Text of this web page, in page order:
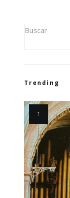
Buscar
Trending